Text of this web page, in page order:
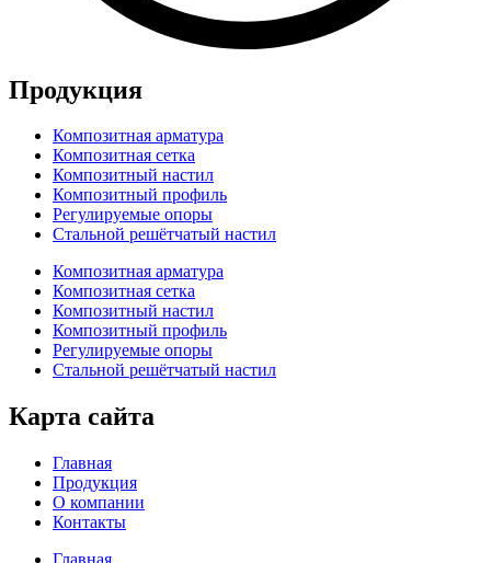
Продукция
Композитная арматура
Композитная сетка
Композитный настил
Композитный профиль
Регулируемые опоры
Стальной решётчатый настил
Композитная арматура
Композитная сетка
Композитный настил
Композитный профиль
Регулируемые опоры
Стальной решётчатый настил
Карта сайта
Главная
Продукция
О компании
Контакты